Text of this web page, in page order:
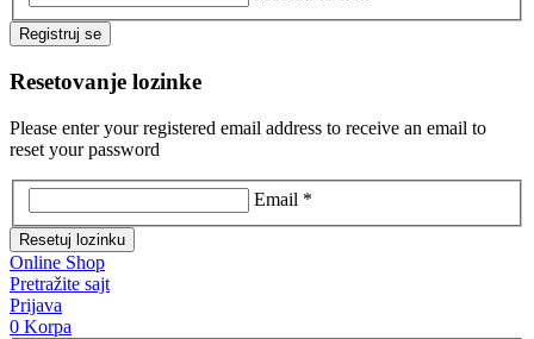
Registruj se
Resetovanje lozinke
Please enter your registered email address to receive an email to
reset your password
Email *
Resetuj lozinku
Online Shop
Pretražite sajt
Prijava
0 Korpa